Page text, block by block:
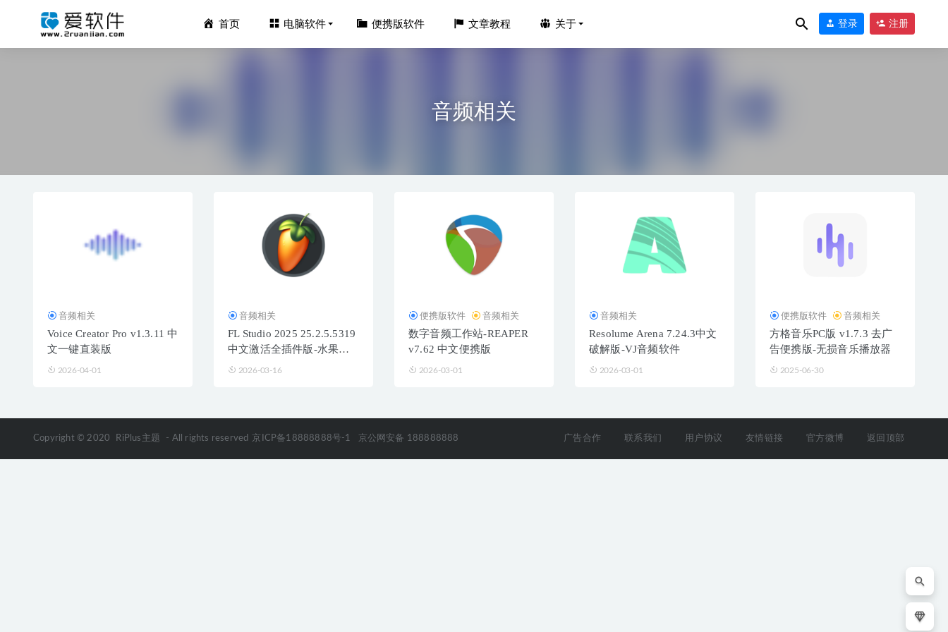
首页 电脑软件 便携版软件 文章教程 关于 登录 注册
音频相关
音频相关
Voice Creator Pro v1.3.11 中
文一键直装版
2026-04-01
音频相关
FL Studio 2025 25.2.5.5319
中文激活全插件版-水果数
字音频工作站
2026-03-16
便携版软件 音频相关
数字音频工作站-REAPER
v7.62 中文便携版
2026-03-01
音频相关
Resolume Arena 7.24.3中文
破解版-VJ音频软件
2026-03-01
便携版软件 音频相关
方格音乐PC版 v1.7.3 去广
告便携版-无损音乐播放器
2025-06-30
Copyright © 2020 RiPlus主题 - All rights reserved 京ICP备18888888号-1 京公网安备 188888888 广告合作 联系我们 用户协议 友情链接 官方微博 返回顶部
CapCut v6.6.0.2614 beta8中文PC版-剪映国际版
Stellar Repair for Video v6.8.1.0安装版-修复视频文件工具
Adobe InDesign 2026 v21.2.0.30 中文激活版 2026-02-08
WPS Office 2019专业增强版 v11.8.2.12330 永久激活版